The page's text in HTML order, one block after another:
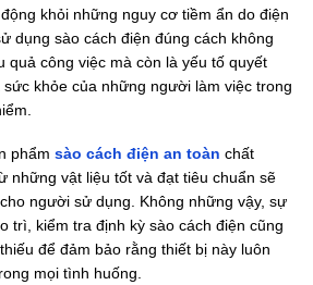
khỏi những nguy cơ tiềm ẩn do điện
dụng sào cách điện đúng cách không
quả công việc mà còn là yếu tố quyết
khỏe của những người làm việc trong
phẩm sào cách điện an toàn chất
những vật liệu tốt và đạt tiêu chuẩn sẽ
người sử dụng. Không những vậy, sự
trì, kiểm tra định kỳ sào cách điện cũng
để đảm bảo rằng thiết bị này luôn
mọi tình huống.